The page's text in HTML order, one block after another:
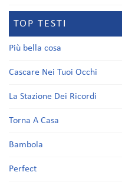
TOP TESTI
Più bella cosa
Cascare Nei Tuoi Occhi
La Stazione Dei Ricordi
Torna A Casa
Bambola
Perfect